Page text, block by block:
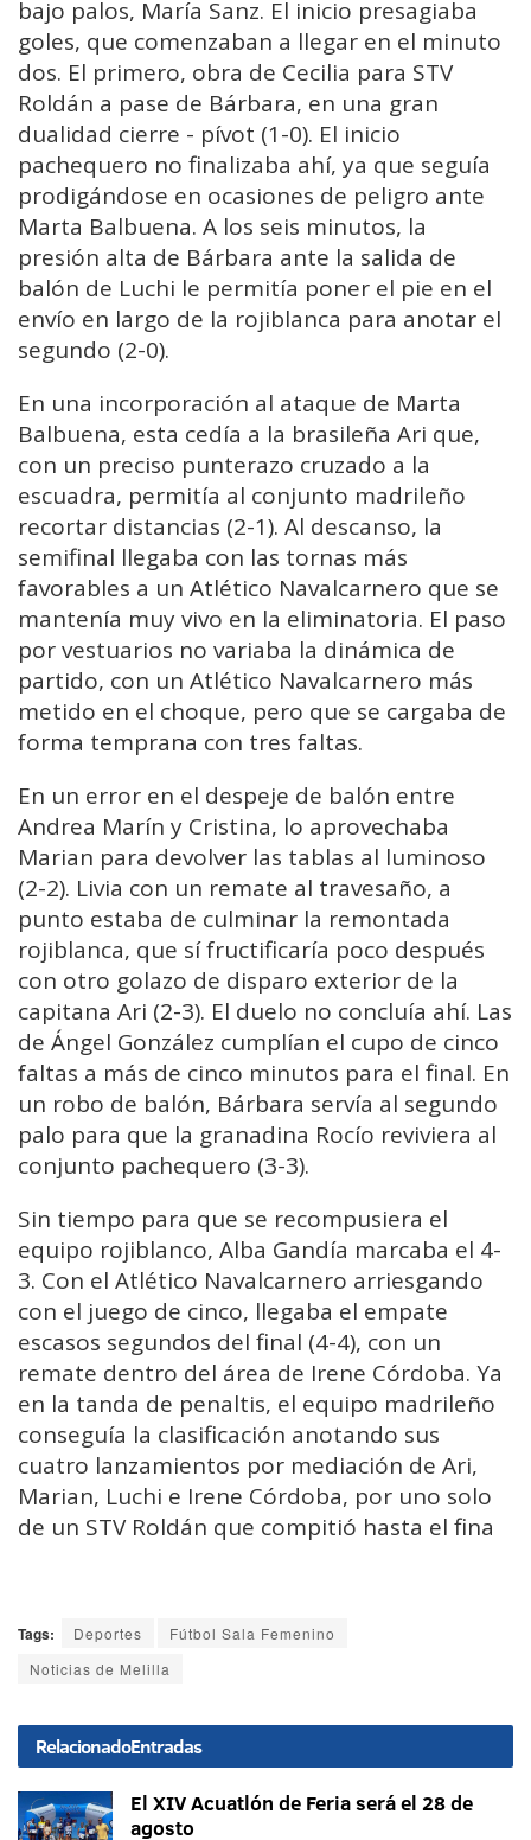
bajo palos, María Sanz. El inicio presagiaba
goles, que comenzaban a llegar en el minuto
dos. El primero, obra de Cecilia para STV
Roldán a pase de Bárbara, en una gran
dualidad cierre - pívot (1-0). El inicio
pachequero no finalizaba ahí, ya que seguía
prodigándose en ocasiones de peligro ante
Marta Balbuena. A los seis minutos, la
presión alta de Bárbara ante la salida de
balón de Luchi le permitía poner el pie en el
envío en largo de la rojiblanca para anotar el
segundo (2-0).
En una incorporación al ataque de Marta
Balbuena, esta cedía a la brasileña Ari que,
con un preciso punterazo cruzado a la
escuadra, permitía al conjunto madrileño
recortar distancias (2-1). Al descanso, la
semifinal llegaba con las tornas más
favorables a un Atlético Navalcarnero que se
mantenía muy vivo en la eliminatoria. El paso
por vestuarios no variaba la dinámica de
partido, con un Atlético Navalcarnero más
metido en el choque, pero que se cargaba de
forma temprana con tres faltas.
En un error en el despeje de balón entre
Andrea Marín y Cristina, lo aprovechaba
Marian para devolver las tablas al luminoso
(2-2). Livia con un remate al travesaño, a
punto estaba de culminar la remontada
rojiblanca, que sí fructificaría poco después
con otro golazo de disparo exterior de la
capitana Ari (2-3). El duelo no concluía ahí. Las
de Ángel González cumplían el cupo de cinco
faltas a más de cinco minutos para el final. En
un robo de balón, Bárbara servía al segundo
palo para que la granadina Rocío reviviera al
conjunto pachequero (3-3).
Sin tiempo para que se recompusiera el
equipo rojiblanco, Alba Gandía marcaba el 4-
3. Con el Atlético Navalcarnero arriesgando
con el juego de cinco, llegaba el empate
escasos segundos del final (4-4), con un
remate dentro del área de Irene Córdoba. Ya
en la tanda de penaltis, el equipo madrileño
conseguía la clasificación anotando sus
cuatro lanzamientos por mediación de Ari,
Marian, Luchi e Irene Córdoba, por uno solo
de un STV Roldán que compitió hasta el fina
Tags: Deportes
Fútbol Sala Femenino
Noticias de Melilla
RelacionadoEntradas
El XIV Acuatlón de Feria será el 28 de
agosto